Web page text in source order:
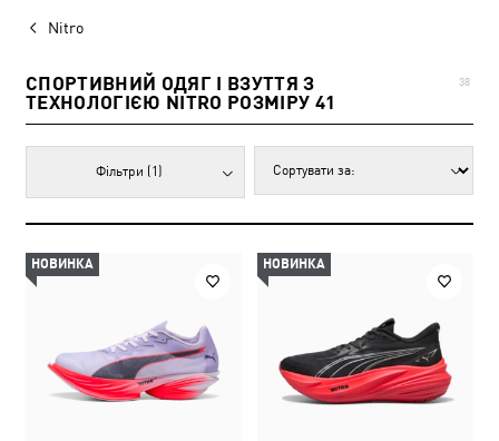
Nitro
СПОРТИВНИЙ ОДЯГ І ВЗУТТЯ З
ТЕХНОЛОГІЄЮ NITRO РОЗМІРУ 41
38
Фільтри (1)
НОВИНКА НОВИНКА